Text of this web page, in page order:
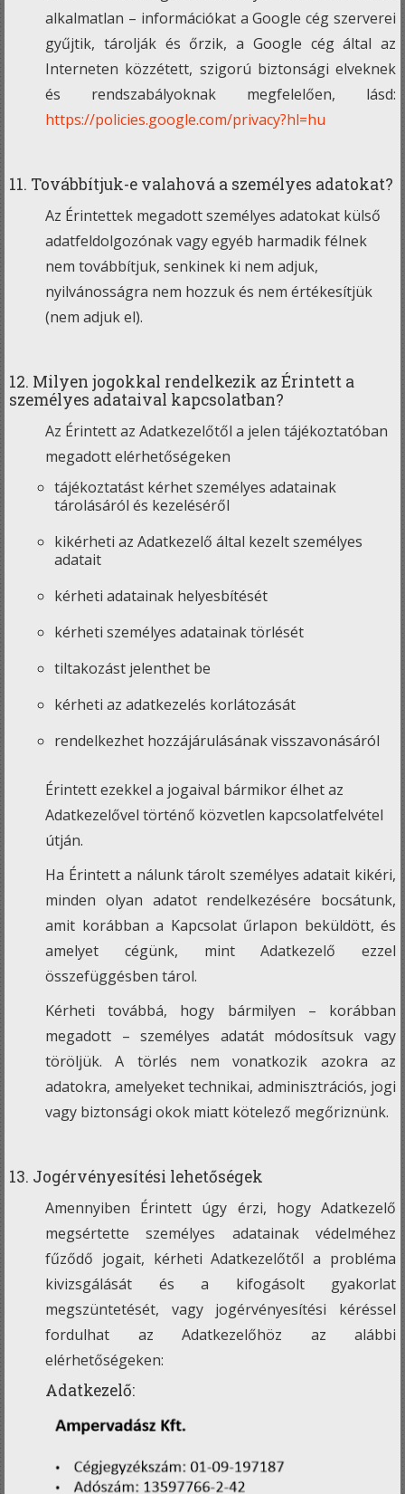
alkalmatlan – információkat a Google cég szerverei
gyűjtik, tárolják és őrzik, a Google cég által az
Interneten közzétett, szigorú biztonsági elveknek
és rendszabályoknak megfelelően, lásd:
https://policies.google.com/privacy?hl=hu
11. Továbbítjuk-e valahová a személyes adatokat?
Az Érintettek megadott személyes adatokat külső
adatfeldolgozónak vagy egyéb harmadik félnek
nem továbbítjuk, senkinek ki nem adjuk,
nyilvánosságra nem hozzuk és nem értékesítjük
(nem adjuk el).
12. Milyen jogokkal rendelkezik az Érintett a
személyes adataival kapcsolatban?
Az Érintett az Adatkezelőtől a jelen tájékoztatóban
megadott elérhetőségeken
tájékoztatást kérhet személyes adatainak
tárolásáról és kezeléséről
kikérheti az Adatkezelő által kezelt személyes
adatait
kérheti adatainak helyesbítését
kérheti személyes adatainak törlését
tiltakozást jelenthet be
kérheti az adatkezelés korlátozását
rendelkezhet hozzájárulásának visszavonásáról
Érintett ezekkel a jogaival bármikor élhet az
Adatkezelővel történő közvetlen kapcsolatfelvétel
útján.
Ha Érintett a nálunk tárolt személyes adatait kikéri,
minden olyan adatot rendelkezésére bocsátunk,
amit korábban a Kapcsolat űrlapon beküldött, és
amelyet cégünk, mint Adatkezelő ezzel
összefüggésben tárol.
Kérheti továbbá, hogy bármilyen – korábban
megadott – személyes adatát módosítsuk vagy
töröljük. A törlés nem vonatkozik azokra az
adatokra, amelyeket technikai, adminisztrációs, jogi
vagy biztonsági okok miatt kötelező megőriznünk.
13. Jogérvényesítési lehetőségek
Amennyiben Érintett úgy érzi, hogy Adatkezelő
megsértette személyes adatainak védelméhez
fűződő jogait, kérheti Adatkezelőtől a probléma
kivizsgálását és a kifogásolt gyakorlat
megszüntetését, vagy jogérvényesítési kéréssel
fordulhat az Adatkezelőhöz az alábbi
elérhetőségeken:
Adatkezelő: